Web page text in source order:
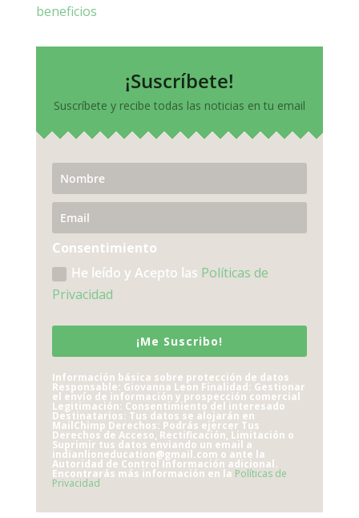
beneficios
¡Suscríbete!
Suscríbete y recibe todas las noticias en tu email
Consentimiento
He leído y Acepto las Políticas de
Privacidad
¡Me Suscribo!
Información básica sobre protección de datos
Responsable: Giovanna Leon Finalidad: Gestionar
el envío de información y prospección comercial
Legitimación: Consentimiento del interesado
Destinatarios: Tus datos se alojarán en
MailChimp Derechos: Podrás ejercer Tus
Derechos de Acceso, Rectificación, Limitación o
Suprimir tus datos enviando un email a
indianlioneducation@gmail.com o ante la
Autoridad de Control Información adicional.
Encontrarás más información en la Políticas de
Privacidad